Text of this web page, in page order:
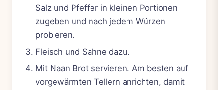
Salz und Pfeffer in kleinen Portionen
zugeben und nach jedem Würzen
probieren.
Fleisch und Sahne dazu.
Mit Naan Brot servieren. Am besten auf
vorgewärmten Tellern anrichten, damit